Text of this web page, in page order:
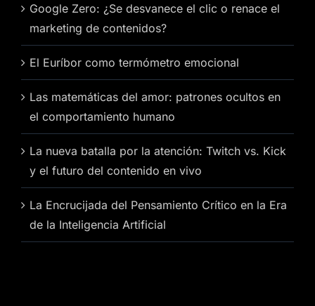
Google Zero: ¿Se desvanece el clic o renace el
marketing de contenidos?
El Euríbor como termómetro emocional
Las matemáticas del amor: patrones ocultos en
el comportamiento humano
La nueva batalla por la atención: Twitch vs. Kick
y el futuro del contenido en vivo
La Encrucijada del Pensamiento Crítico en la Era
de la Inteligencia Artificial